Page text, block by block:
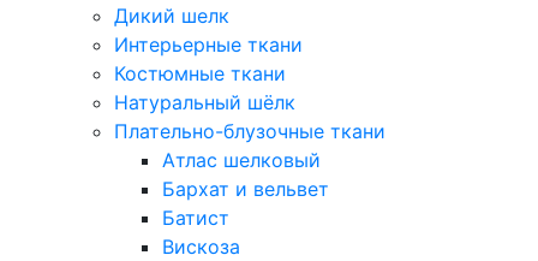
Дикий шелк
Интерьерные ткани
Костюмные ткани
Натуральный шёлк
Плательно-блузочные ткани
Атлас шелковый
Бархат и вельвет
Батист
Вискоза